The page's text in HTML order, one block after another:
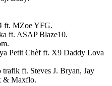
ft. MZoe YFG.
ft. ASAP Blaze10.
Petit Chèf ft. X9 Daddy Lova
ft. Steves J. Bryan, Jay
& Maxflo.